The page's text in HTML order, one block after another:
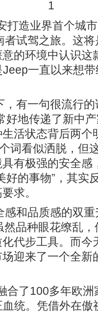
打造业界首个城
试驾之旅。这
的环境中认识这
一直以来想
有一句很流行的
好地传递了新中
活状态背后两个
词看似洒脱，但
有极强的安全感
好的事物”，其实
求。
感和品质感的双
品种眼花缭乱
代步工具。而今
迎来了一个全新
合了100多年欧
统。凭借外在傲